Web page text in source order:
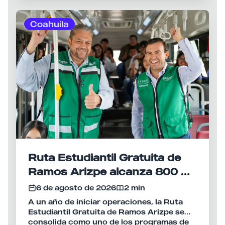
con las investigaciones para identificar y
ejercer acción penal contra las personas
que resulten responsables por delitos
relacionados con la posesión y
comercialización de narcóticos.
Coahuila
Ruta Estudiantil Gratuita de
Ramos Arizpe alcanza 800 mil
viajes en su primer año
6 de agosto de 2026
2 min
A un año de iniciar operaciones, la Ruta
Estudiantil Gratuita de Ramos Arizpe se
consolida como uno de los programas de